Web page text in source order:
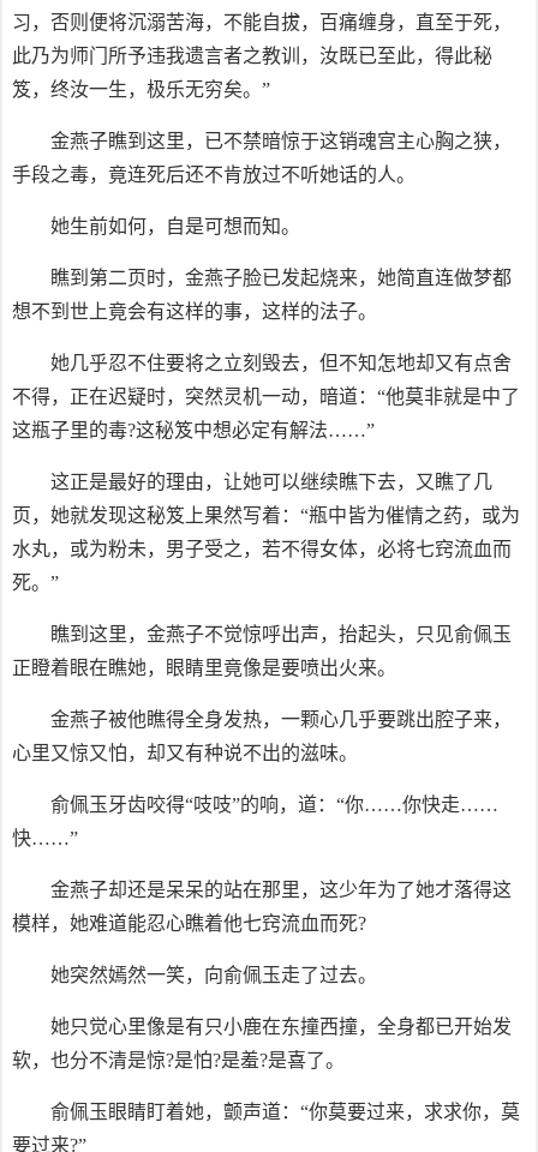
习，否则便将沉溺苦海，不能自拔，百痛缠身，直至于死，
此乃为师门所予违我遗言者之教训，汝既已至此，得此秘
笈，终汝一生，极乐无穷矣。”
金燕子瞧到这里，已不禁暗惊于这销魂宫主心胸之狭，
手段之毒，竟连死后还不肯放过不听她话的人。
她生前如何，自是可想而知。
瞧到第二页时，金燕子脸已发起烧来，她简直连做梦都
想不到世上竟会有这样的事，这样的法子。
她几乎忍不住要将之立刻毁去，但不知怎地却又有点舍
不得，正在迟疑时，突然灵机一动，暗道：“他莫非就是中了
这瓶子里的毒?这秘笈中想必定有解法……”
这正是最好的理由，让她可以继续瞧下去，又瞧了几
页，她就发现这秘笈上果然写着：“瓶中皆为催情之药，或为
水丸，或为粉未，男子受之，若不得女体，必将七窍流血而
死。”
瞧到这里，金燕子不觉惊呼出声，抬起头，只见俞佩玉
正瞪着眼在瞧她，眼睛里竟像是要喷出火来。
金燕子被他瞧得全身发热，一颗心几乎要跳出腔子来，
心里又惊又怕，却又有种说不出的滋味。
俞佩玉牙齿咬得“吱吱”的响，道：“你……你快走……
快……”
金燕子却还是呆呆的站在那里，这少年为了她才落得这
模样，她难道能忍心瞧着他七窍流血而死?
她突然嫣然一笑，向俞佩玉走了过去。
她只觉心里像是有只小鹿在东撞西撞，全身都已开始发
软，也分不清是惊?是怕?是羞?是喜了。
俞佩玉眼睛盯着她，颤声道：“你莫要过来，求求你，莫
要过来?”